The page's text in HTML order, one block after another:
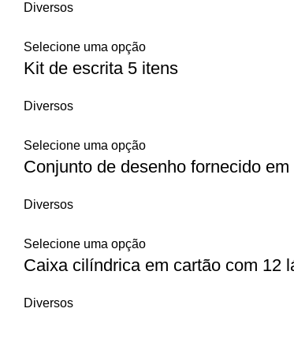
Diversos
Selecione uma opção
Kit de escrita 5 itens
Diversos
Selecione uma opção
Conjunto de desenho fornecido
Diversos
Selecione uma opção
Caixa cilíndrica em cartão com 12
Diversos